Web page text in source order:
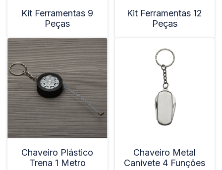
Kit Ferramentas 9
Peças
Kit Ferramentas 12
Peças
Chaveiro Plástico
Trena 1 Metro
Chaveiro Metal
Canivete 4 Funções